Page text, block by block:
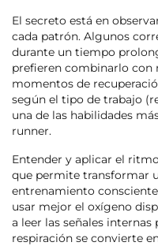
El secreto está en
cada patrón. Algunos
durante un tiempo
prefieren combinarlo con
momentos de
según el tipo de trabajo
una de las habilidades
runner.
Entender y aplicar el
que permite transformar
entrenamiento
usar mejor el oxígeno
a leer las señales internas
respiración se convierte